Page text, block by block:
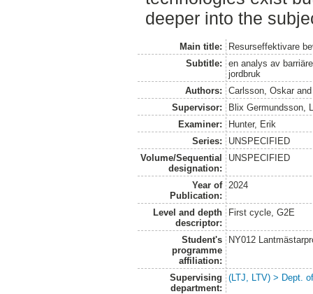
deeper into the
Main title:
Resurseffektivare
Subtitle:
en analys av
jordbruk
Authors:
Carlsson, Oskar
Supervisor:
Blix Germundsson,
Examiner:
Hunter, Erik
Series:
UNSPECIFIED
Volume/Sequential
designation:
UNSPECIFIED
Year of
Publication:
2024
Level and depth
descriptor:
First cycle, G2E
Student's
programme
affiliation:
NY012
Supervising
department:
(LTJ, LTV) > Dept.